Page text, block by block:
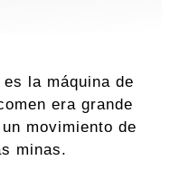
la máquina de
era grande
movimiento de
minas.